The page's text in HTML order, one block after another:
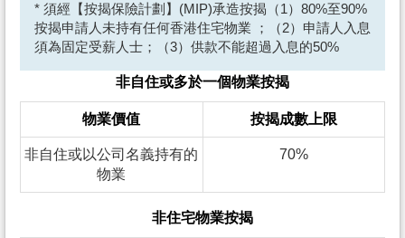
* 須經【按揭保險計劃】(MIP)承造按揭（1）80%至90%
按揭申請人未持有任何香港住宅物業 ；（2）申請人入息
須為固定受薪人士；（3）供款不能超過入息的50%
非自住或多於一個物業按揭
物業價值 按揭成數上限
非自住或以公司名義持有的
物業
70%
非住宅物業按揭